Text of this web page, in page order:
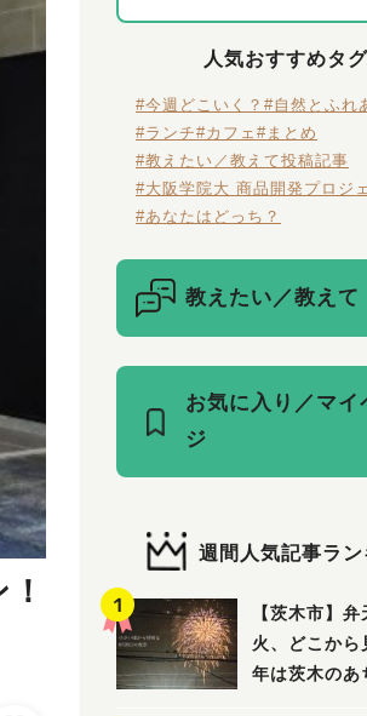
人気おすすめタグ
#今週どこいく？ #自然とふれ
#ランチ#カフェ #まとめ
#教えたい／教えて投稿記事
#大阪学院大 商品開発プロジ
#あなたはどっち？
教えたい／教えて
お気に入り／マイ
ジ
週間人気記事ラ
【茨木市】
火、どこから
年は茨木のあ